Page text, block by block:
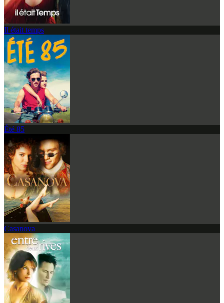
Il était temps
Été 85
Casanova